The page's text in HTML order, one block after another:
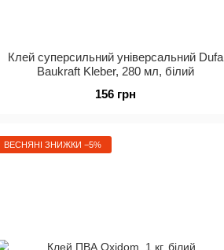
Клей суперсильний універсальний Dufa
Baukraft Kleber, 280 мл, білий
156 грн
ВЕСНЯНІ ЗНИЖКИ −5%